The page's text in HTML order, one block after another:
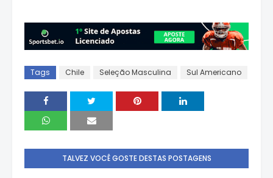
Tags Chile Seleção Masculina Sul Americano
TALVEZ VOCÊ GOSTE DESTAS POSTAGENS